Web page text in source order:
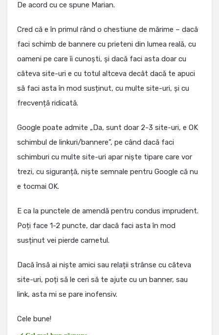
De acord cu ce spune Marian.
Cred că e în primul rând o chestiune de mărime – dacă
faci schimb de bannere cu prieteni din lumea reală, cu
oameni pe care îi cunoști, și dacă faci asta doar cu
câteva site-uri e cu totul altceva decât dacă te apuci
să faci asta în mod susținut, cu multe site-uri, și cu
frecvență ridicată.
Google poate admite „Da, sunt doar 2-3 site-uri, e OK
schimbul de linkuri/bannere”, pe când dacă faci
schimburi cu multe site-uri apar niște tipare care vor
trezi, cu siguranță, niște semnale pentru Google că nu
e tocmai OK.
E ca la punctele de amendă pentru condus imprudent.
Poți face 1-2 puncte, dar dacă faci asta în mod
susținut vei pierde carnetul.
Dacă însă ai niște amici sau relații strânse cu câteva
site-uri, poți să le ceri să te ajute cu un banner, sau
link, asta mi se pare inofensiv.
Cele bune!